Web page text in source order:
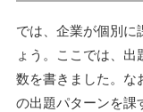
では、企業が個別に
ょう。ここでは、
数を書きました。な
の出題パターンを課